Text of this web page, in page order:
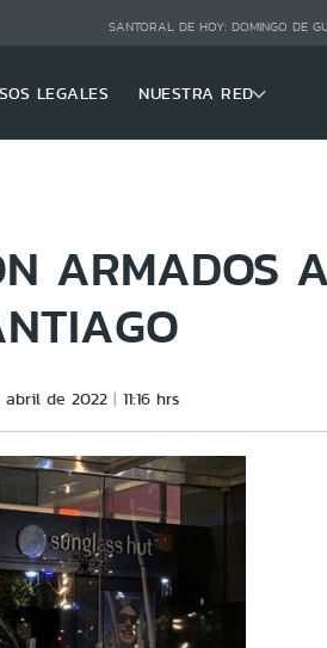
SANTORAL DE HOY: DOMINGO DE
LEGALES NUESTRA RED
ARMADOS
abril de 2022 11:16 hrs